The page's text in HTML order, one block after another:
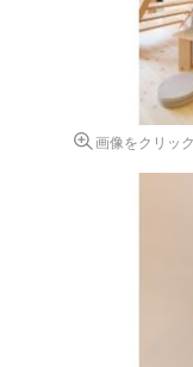
画像をクリッ